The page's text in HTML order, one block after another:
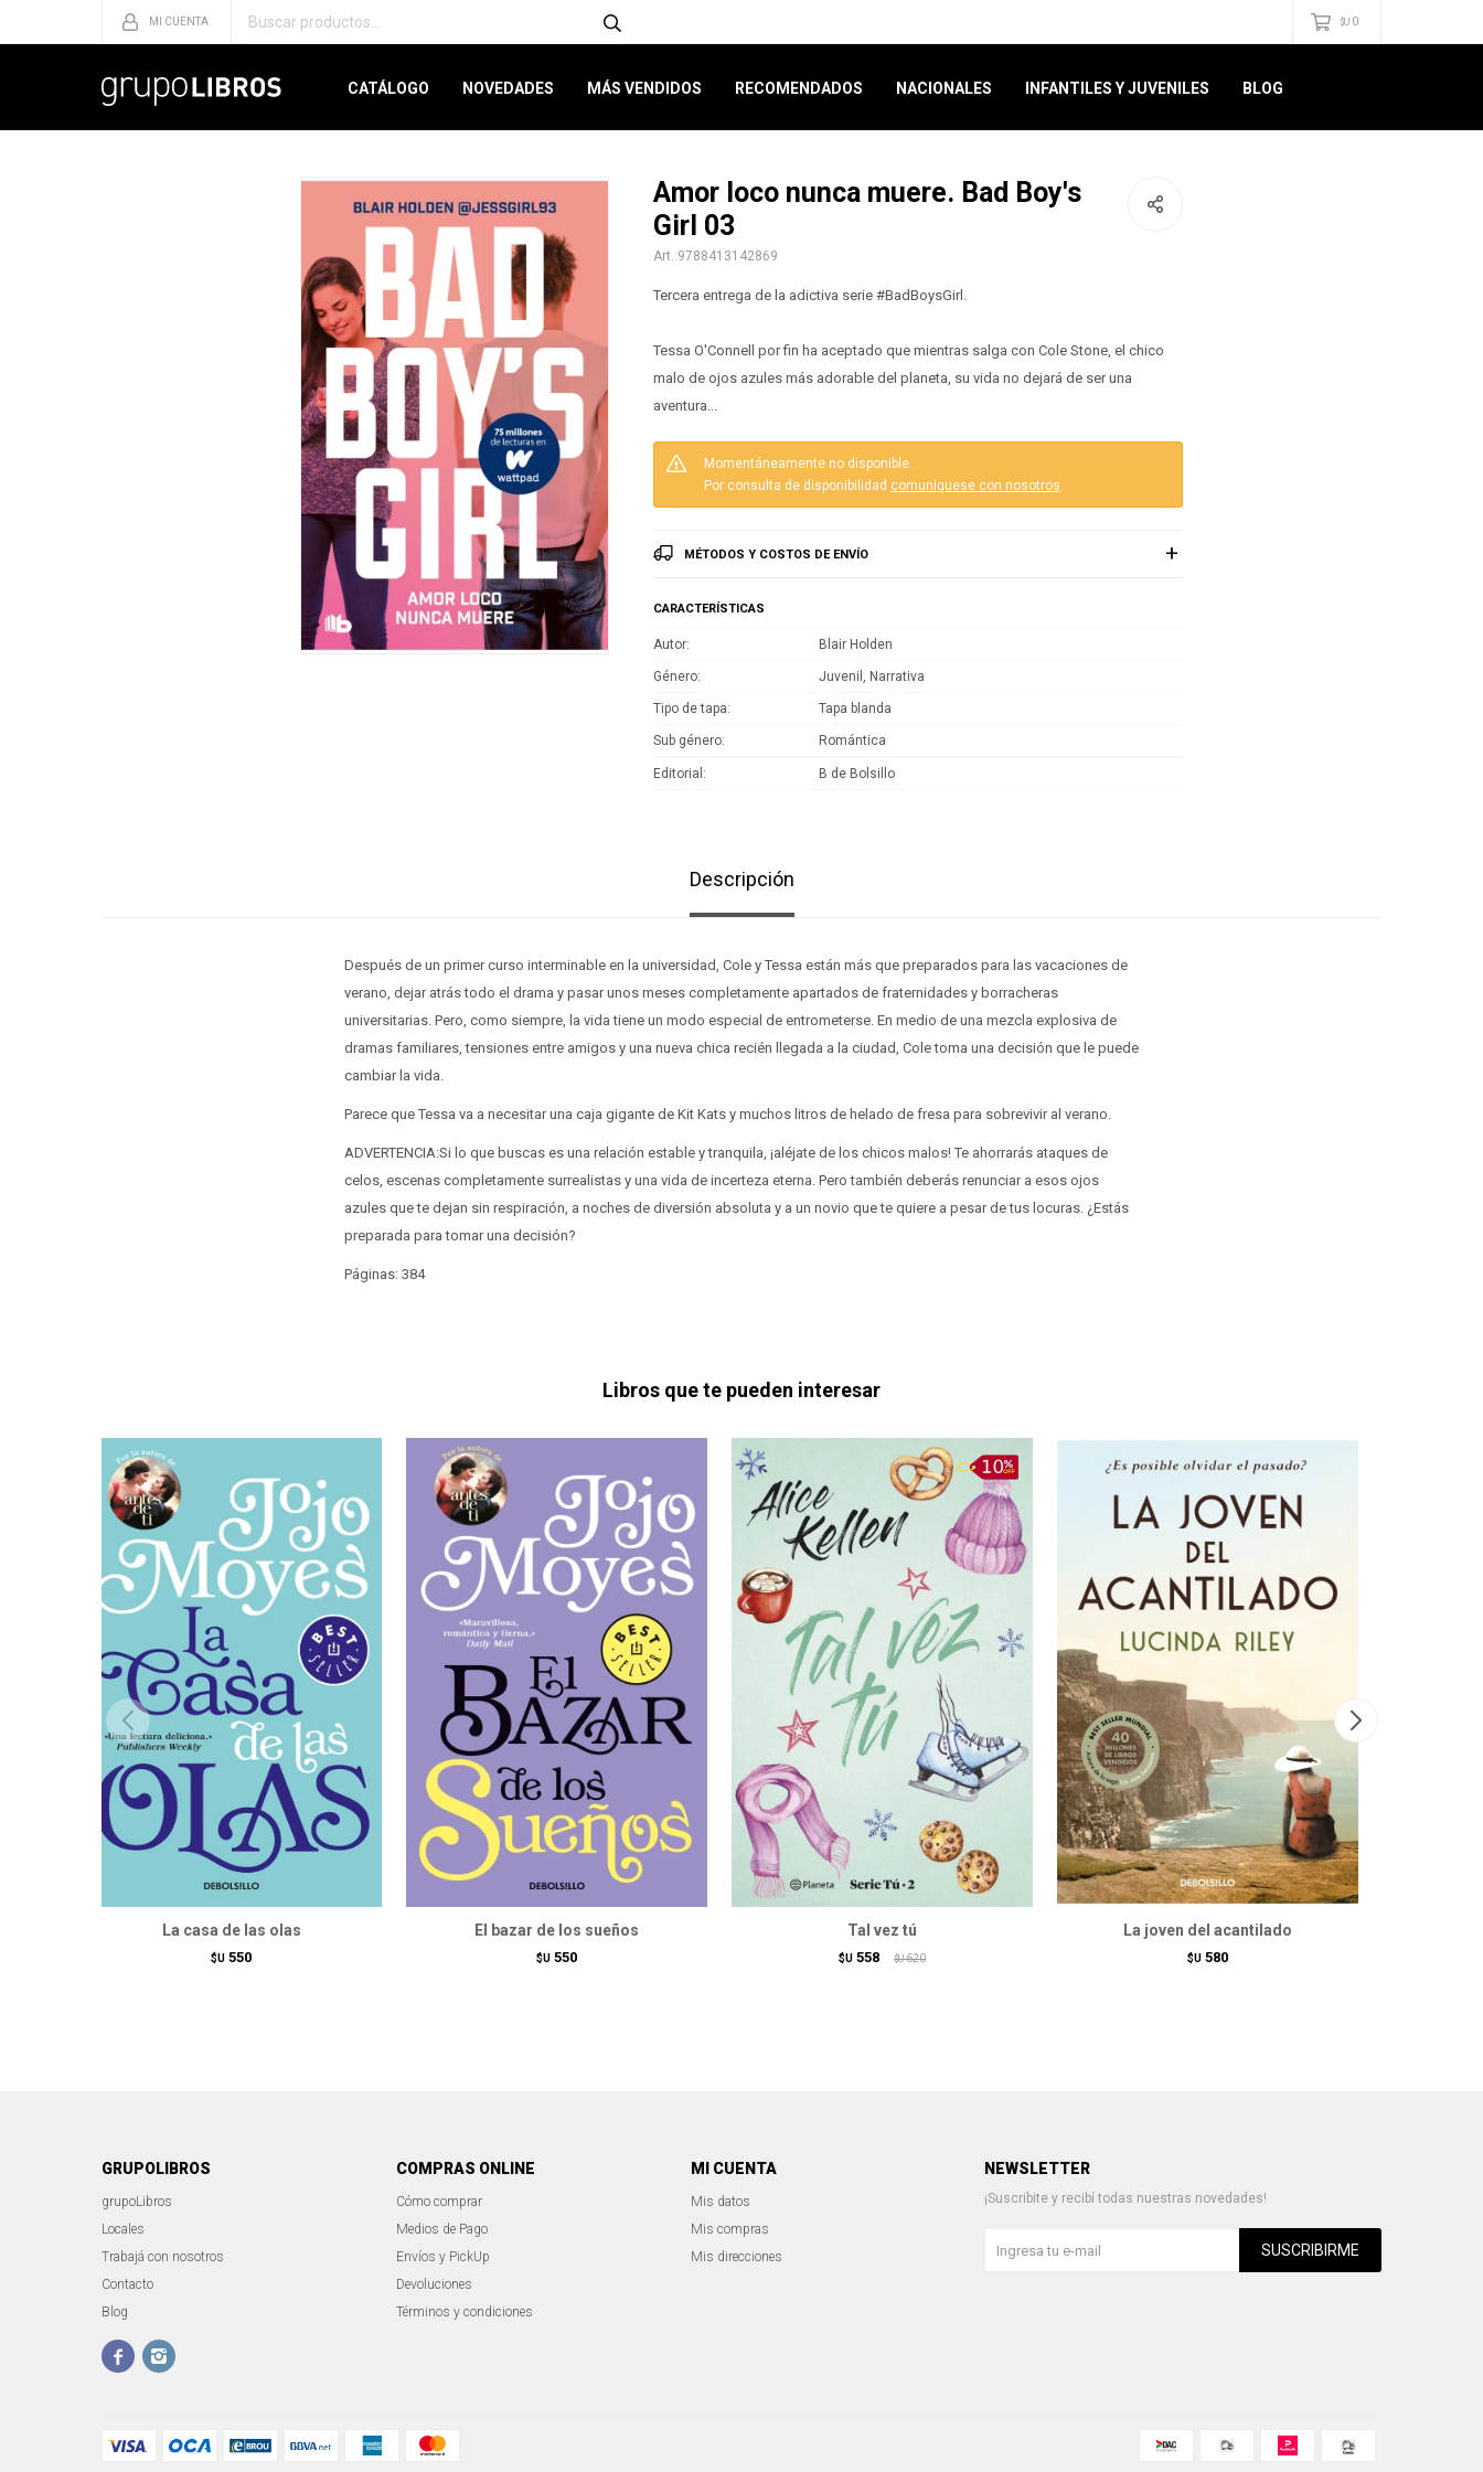
CATÁLOGO NOVEDADES MÁS VENDIDOS RECOMENDADOS NACIONALES INFANTILES Y JUVENILES BLOG
$U 0
Amor loco nunca muere. Bad Boy's
Girl 03
9788413142869
Tercera entrega de la adictiva serie #BadBoysGirl.
Tessa O'Connell por fin ha aceptado que mientras salga con Cole Stone, el chico
malo de ojos azules más adorable del planeta, su vida no dejará de ser una
aventura...
Momentáneamente no disponible.
Por consulta de disponibilidad comuníquese con nosotros.
MÉTODOS Y COSTOS DE ENVÍO
CARACTERÍSTICAS
Autor Blair Holden
Género Juvenil, Narrativa
Tipo de tapa Tapa blanda
Sub género Romántica
Editorial B de Bolsillo
Descripción
Después de un primer curso interminable en la universidad, Cole y Tessa están más que preparados para las vacaciones de
verano, dejar atrás todo el drama y pasar unos meses completamente apartados de fraternidades y borracheras
universitarias. Pero, como siempre, la vida tiene un modo especial de entrometerse. En medio de una mezcla explosiva de
dramas familiares, tensiones entre amigos y una nueva chica recién llegada a la ciudad, Cole toma una decisión que le puede
cambiar la vida.
Parece que Tessa va a necesitar una caja gigante de Kit Kats y muchos litros de helado de fresa para sobrevivir al verano.
ADVERTENCIA:Si lo que buscas es una relación estable y tranquila, ¡aléjate de los chicos malos! Te ahorrarás ataques de
celos, escenas completamente surrealistas y una vida de incerteza eterna. Pero también deberás renunciar a esos ojos
azules que te dejan sin respiración, a noches de diversión absoluta y a un novio que te quiere a pesar de tus locuras. ¿Estás
preparada para tomar una decisión?
Páginas: 384
Libros que te pueden interesar
La casa de las olas
$U 550
El bazar de los sueños
$U 550
Tal vez tú
$U 558 $U 620
La joven del acantilado
$U 580
GRUPOLIBROS
grupoLibros
Locales
Trabajá con nosotros
Contacto
Blog
 
COMPRAS ONLINE
Cómo comprar
Medios de Pago
Envíos y PickUp
Devoluciones
Términos y condiciones
MI CUENTA
Mis datos
Mis compras
Mis direcciones
NEWSLETTER
¡Suscribite y recibí todas nuestras novedades!
SUSCRIBIRME